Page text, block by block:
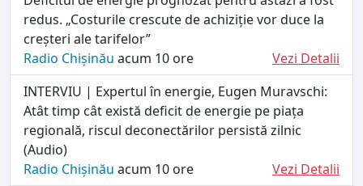
redus. „Costurile crescute de achiziție vor duce la
creșteri ale tarifelor”
Radio Chișinău acum 10 ore
Vezi Detalii
INTERVIU | Expertul în energie, Eugen Muravschi:
Atât timp cât există deficit de energie pe piața
regională, riscul deconectărilor persistă zilnic
(Audio)
Radio Chișinău acum 10 ore
Vezi Detalii